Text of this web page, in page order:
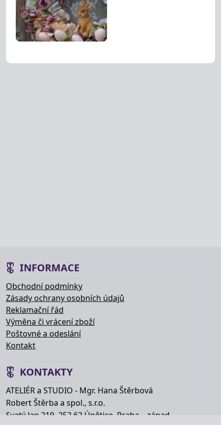
INFORMACE
Obchodní podmínky
Zásady ochrany osobních údajů
Reklamační řád
Výměna či vrácení zboží
Poštovné a odeslání
Kontakt
KONTAKTY
ATELIÉR a STUDIO - Mgr. Hana Štěrbová
Robert Štěrba a spol., s.r.o.
Svatý Jan 219, 252 62 Únětice, Praha – západ